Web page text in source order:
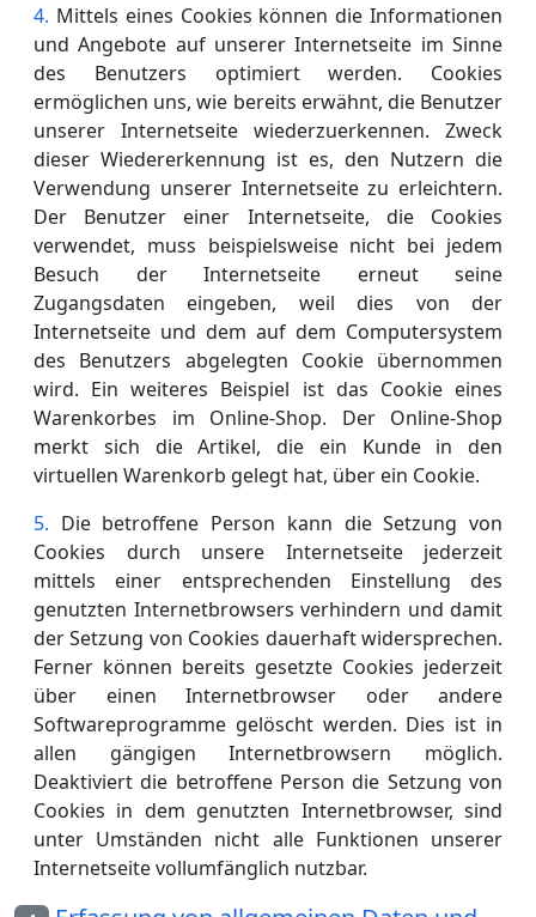
Mittels eines Cookies können die Informationen
und Angebote auf unserer Internetseite im Sinne
des Benutzers optimiert werden. Cookies
ermöglichen uns, wie bereits erwähnt, die Benutzer
unserer Internetseite wiederzuerkennen. Zweck
dieser Wiedererkennung ist es, den Nutzern die
Verwendung unserer Internetseite zu erleichtern.
Der Benutzer einer Internetseite, die Cookies
verwendet, muss beispielsweise nicht bei jedem
Besuch der Internetseite erneut seine
Zugangsdaten eingeben, weil dies von der
Internetseite und dem auf dem Computersystem
des Benutzers abgelegten Cookie übernommen
wird. Ein weiteres Beispiel ist das Cookie eines
Warenkorbes im Online-Shop. Der Online-Shop
merkt sich die Artikel, die ein Kunde in den
virtuellen Warenkorb gelegt hat, über ein Cookie.
Die betroffene Person kann die Setzung von
Cookies durch unsere Internetseite jederzeit
mittels einer entsprechenden Einstellung des
genutzten Internetbrowsers verhindern und damit
der Setzung von Cookies dauerhaft widersprechen.
Ferner können bereits gesetzte Cookies jederzeit
über einen Internetbrowser oder andere
Softwareprogramme gelöscht werden. Dies ist in
allen gängigen Internetbrowsern möglich.
Deaktiviert die betroffene Person die Setzung von
Cookies in dem genutzten Internetbrowser, sind
unter Umständen nicht alle Funktionen unserer
Internetseite vollumfänglich nutzbar.